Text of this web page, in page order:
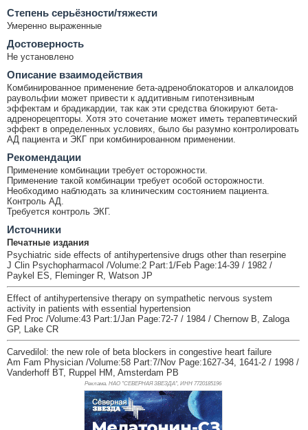
Cтепень серьёзности/тяжести
Умеренно выраженные
Достоверность
Не установлено
Описание взаимодействия
Комбинированное применение бета-адреноблокаторов и алкалоидов
раувольфии может привести к аддитивным гипотензивным
эффектам и брадикардии, так как эти средства блокируют бета-
адренорецепторы. Хотя это сочетание может иметь терапевтический
эффект в определенных условиях, было бы разумно контролировать
АД пациента и ЭКГ при комбинированном применении.
Рекомендации
Применение комбинации требует осторожности.
Применение такой комбинации требует особой осторожности.
Необходимо наблюдать за клиническим состоянием пациента.
Контроль АД.
Требуется контроль ЭКГ.
Источники
Печатные издания
Psychiatric side effects of antihypertensive drugs other than reserpine
J Clin Psychopharmacol /Volume:2 Part:1/Feb Page:14-39 / 1982 /
Paykel ES, Fleminger R, Watson JP
Effect of antihypertensive therapy on sympathetic nervous system
activity in patients with essential hypertension
Fed Proc /Volume:43 Part:1/Jan Page:72-7 / 1984 / Chernow B, Zaloga
GP, Lake CR
Carvedilol: the new role of beta blockers in congestive heart failure
Am Fam Physician /Volume:58 Part:7/Nov Page:1627-34, 1641-2 / 1998 /
Vanderhoff BT, Ruppel HM, Amsterdam PB
Реклама. НАО "СЕВЕРНАЯ ЗВЕЗДА", ИНН 7720185196